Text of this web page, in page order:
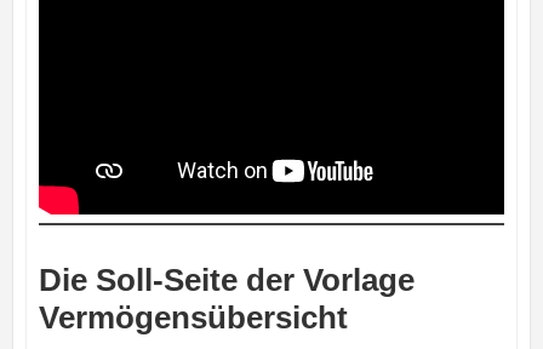
Die Soll-Seite der Vorlage
Vermögensübersicht